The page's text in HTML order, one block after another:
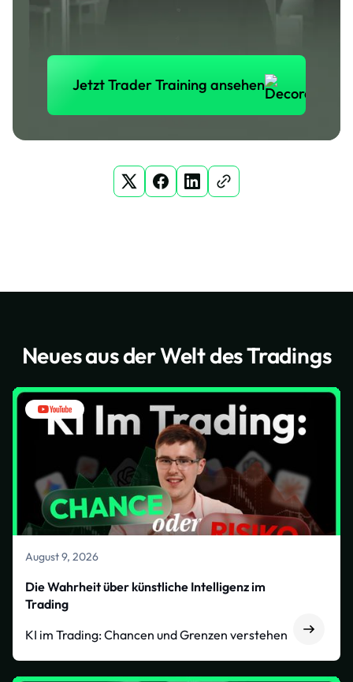
Jetzt Trader Training ansehen
Jetzt Trader Training
Neues aus der Welt des Tradings
August 9, 2026
Die Wahrheit über künstliche Intelligenz im
Trading
KI im Trading: Chancen und Grenzen verstehen